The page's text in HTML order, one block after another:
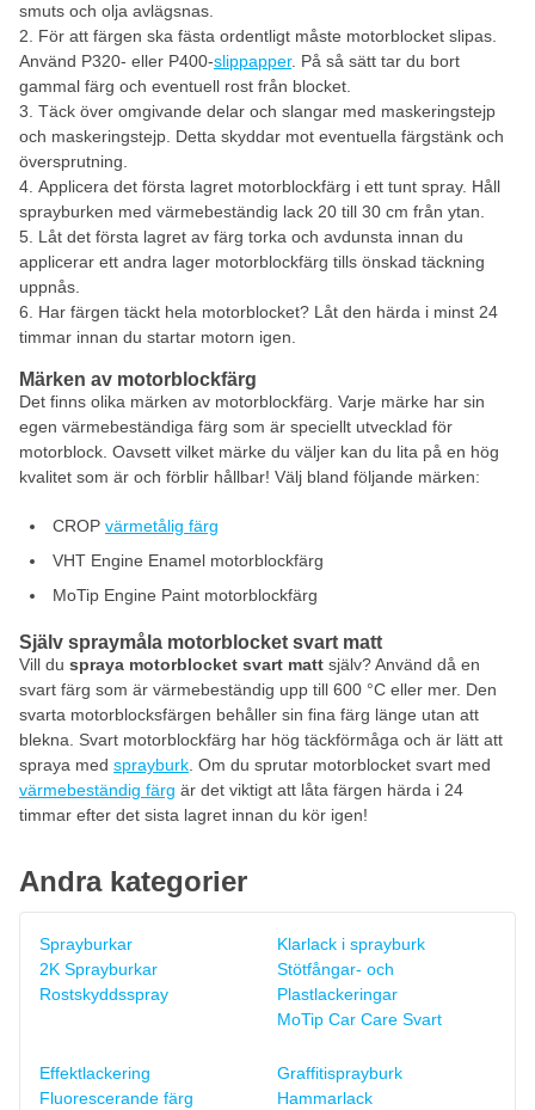
smuts och olja avlägsnas.
För att färgen ska fästa ordentligt måste motorblocket slipas.
Använd P320- eller P400-slippapper. På så sätt tar du bort
gammal färg och eventuell rost från blocket.
Täck över omgivande delar och slangar med maskeringstejp
och maskeringstejp. Detta skyddar mot eventuella färgstänk och
översprutning.
Applicera det första lagret motorblockfärg i ett tunt spray. Håll
sprayburken med värmebeständig lack 20 till 30 cm från ytan.
Låt det första lagret av färg torka och avdunsta innan du
applicerar ett andra lager motorblockfärg tills önskad täckning
uppnås.
Har färgen täckt hela motorblocket? Låt den härda i minst 24
timmar innan du startar motorn igen.
Märken av motorblockfärg
Det finns olika märken av motorblockfärg. Varje märke har sin
egen värmebeständiga färg som är speciellt utvecklad för
motorblock. Oavsett vilket märke du väljer kan du lita på en hög
kvalitet som är och förblir hållbar! Välj bland följande märken:
CROP värmetålig färg
VHT Engine Enamel motorblockfärg
MoTip Engine Paint motorblockfärg
Själv spraymåla motorblocket svart matt
Vill du spraya motorblocket svart matt själv? Använd då en
svart färg som är värmebeständig upp till 600 °C eller mer. Den
svarta motorblocksfärgen behåller sin fina färg länge utan att
blekna. Svart motorblockfärg har hög täckförmåga och är lätt att
spraya med sprayburk . Om du sprutar motorblocket svart med
värmebeständig färg är det viktigt att låta färgen härda i 24
timmar efter det sista lagret innan du kör igen!
Andra kategorier
Sprayburkar
2K Sprayburkar
Rostskyddsspray
Klarlack i sprayburk
Stötfångar- och
Plastlackeringar
MoTip Car Care Svart
Effektlackering
Fluorescerande färg
Graffitisprayburk
Hammarlack